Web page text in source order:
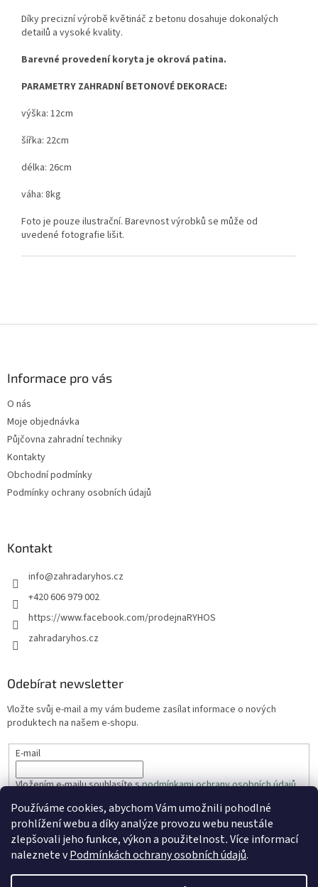
Používáme cookies, abychom Vám umožnili pohodlné
prohlížení webu a díky analýze provozu webu neustále
zlepšovali jeho funkce, výkon a použitelnost.Více informací
naleznete vPodmínkách ochrany osobních údajů.
Díky precizní výrobě květináč z betonu dosahuje dokonalých
detailů a vysoké kvality.
Barevné provedení koryta je okrová patina.
PARAMETRY ZAHRADNÍ BETONOVÉ DEKORACE:
výška: 12cm
šířka: 22cm
délka: 26cm
váha: 8kg
Foto je pouze ilustrační. Barevnost výrobků se může od
uvedené fotografie lišit.
Informace pro vás
O nás
Moje objednávka
Půjčovna zahradní techniky
Kontakty
Obchodní podmínky
Podmínky ochrany osobních údajů
Kontakt
info@zahradaryhos.cz
+420 606 979 002
https://www.facebook.com/prodejnaRYHOS
zahradaryhos.cz
Odebírat newsletter
Vložte svůj e-mail a my vám budeme zasílat informace o nových
produktech na našem e-shopu.
E-mail
Vložením e-mailu souhlasíte spodmínkami ochrany osobních údajů
PŘIHLÁSIT SE